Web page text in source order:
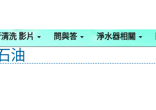
洗 影片 問與答 淨水器相關
油